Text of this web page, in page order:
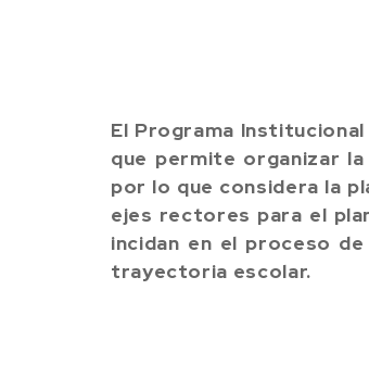
El Programa
que permite organizar
por lo que considera la
ejes rectores para el
incidan en el proceso
trayectoria escolar.